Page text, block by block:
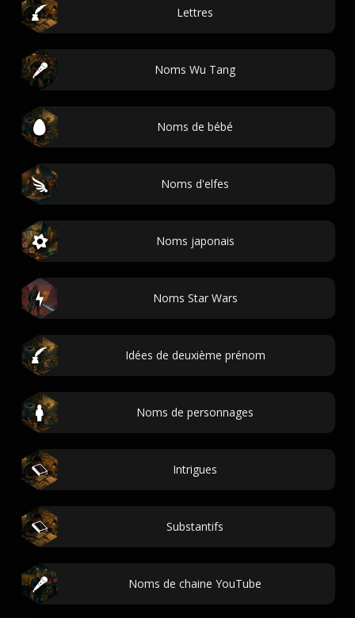
Lettres
Noms Wu Tang
Noms de bébé
Noms d'elfes
Noms japonais
Noms Star Wars
Idées de deuxième prénom
Noms de personnages
Intrigues
Substantifs
Noms de chaine YouTube